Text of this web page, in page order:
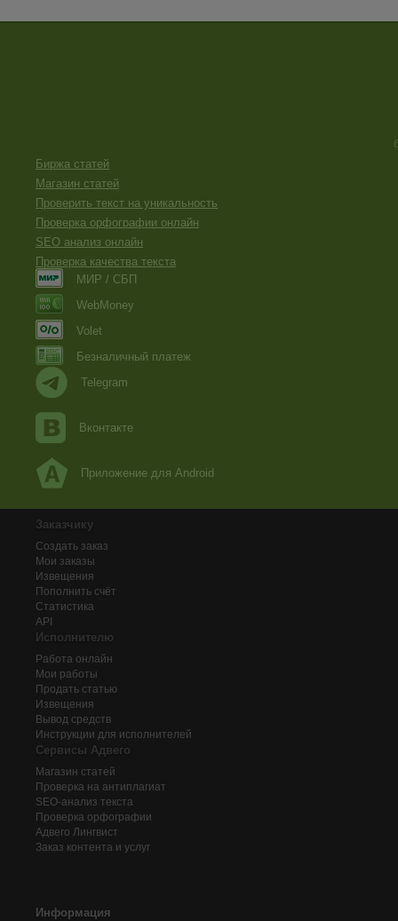
Биржа статей
Магазин статей
Проверить текст на уникальность
Проверка орфографии онлайн
SEO анализ онлайн
Проверка качества текста
МИР / СБП
WebMoney
Volet
Безналичный платеж
Telegram
Вконтакте
Приложение для Android
Заказчику
Создать заказ
Мои заказы
Извещения
Пополнить счёт
Статистика
API
Исполнителю
Работа онлайн
Мои работы
Продать статью
Извещения
Вывод средств
Инструкции для исполнителей
Сервисы Адвего
Магазин статей
Проверка на антиплагиат
SEO-анализ текста
Проверка орфографии
Адвего Лингвист
Заказ контента и услуг
Информация